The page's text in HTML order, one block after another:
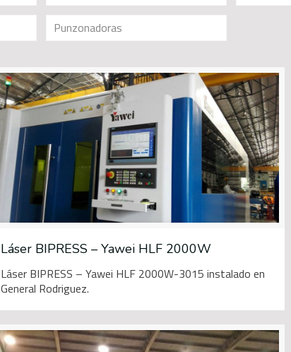
Punzonadoras
Láser BIPRESS – Yawei HLF 2000W
Láser BIPRESS – Yawei HLF 2000W-3015 instalado en
General Rodriguez.